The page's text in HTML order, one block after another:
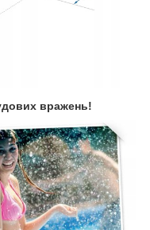
вражень!